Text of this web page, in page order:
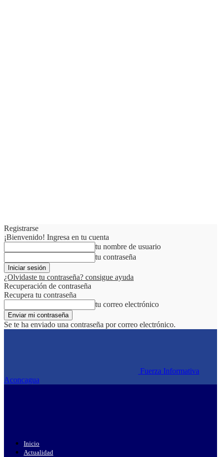
Registrarse
¡Bienvenido! Ingresa en tu cuenta
tu nombre de usuario
tu contraseña
¿Olvidaste tu contraseña? consigue ayuda
Recuperación de contraseña
Recupera tu contraseña
tu correo electrónico
Se te ha enviado una contraseña por correo electrónico.
Fuerza Informativa
Aconcagua
Inicio
Actualidad